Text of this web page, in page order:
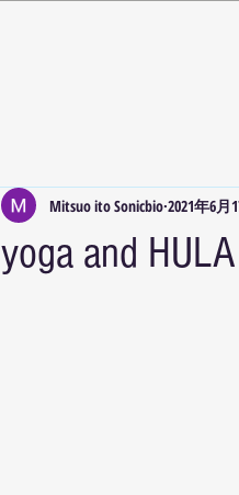
yoga and
Mitsuo ito Sonicbio 2021年6月